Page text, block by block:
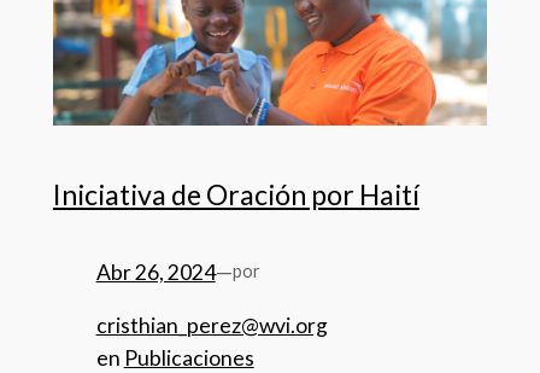
Iniciativa de Oración por Haití
Abr 26, 2024—por
cristhian_perez@wvi.org
en Publicaciones